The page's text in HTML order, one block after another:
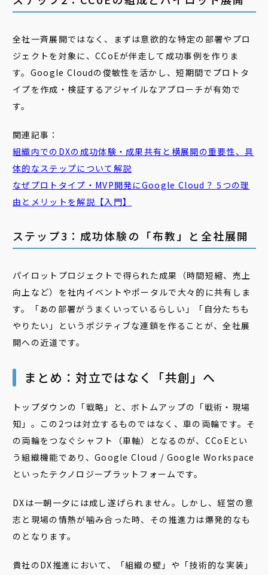
全社一斉展開ではなく、まずは意欲的な特定の部署やプロ
ジェクトを対象に、CCoEが伴走して成功事例を作りま
す。Google Cloudの俊敏性を活かし、短期間でプロトタ
イプを作成・検証するアジャイルなアプローチが有効で
す。
関連記事：
組織内でのDXの成功体験・成果共有と横展開の重要性、具
体的なステップについて解説
なぜプロトタイプ・MVP開発にGoogle Cloud？ 5つの理
由とメリットを解説【入門】
ステップ3：成功体験の「布教」と全社展開
パイロットプロジェクトで得られた成果（時間短縮、売上
向上など）を社内イベントやポータルで大々的に共有しま
す。「あの部署がうまくいっているらしい」「自分たちも
やりたい」というポジティブな連鎖を作ることが、全社展
開への近道です。
まとめ：対立ではなく「共創」へ
トップダウンの「戦略」と、ボトムアップの「戦術・現場
知」。この2つは対立するものではなく、車の両輪です。そ
の両輪をつなぐシャフト（車軸）となるのが、CCoEとい
う組織機能であり、Google Cloud / Google Workspace
といったテクノロジープラットフォームです。
DXは一朝一夕には成し遂げられません。しかし、経営の意
志と現場の情熱が噛み合った時、その推進力は爆発的なも
のとなります。
貴社のDX推進において、「組織の壁」や「技術的な実装」